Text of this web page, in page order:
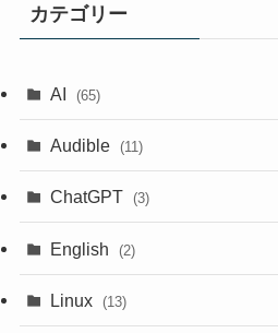
カテゴリー
AI (65)
Audible (11)
ChatGPT (3)
English (2)
Linux (13)